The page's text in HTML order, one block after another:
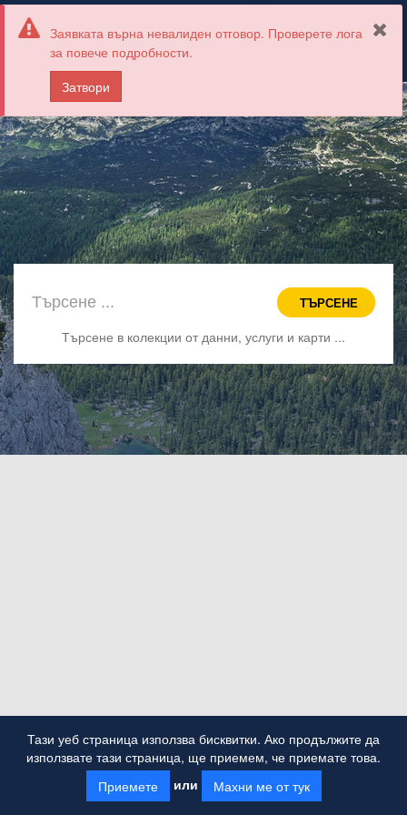
Заявката върна невалиден отговор. Проверете лога
за повече подробности.
Затвори
НАЦИОНАЛЕН ПОРТАЛ ЗА
ПРОСТРАНСТВЕНИ ДАННИ
Тази уеб страница използва бисквитки. Ако продължите да
използвате тази страница, ще приемем, че приемате това.
Приемете
или Махни ме от тук
ТЪРСЕНЕ
Търсене в колекции от данни, услуги и карти ...
Powered by GeoNetwork